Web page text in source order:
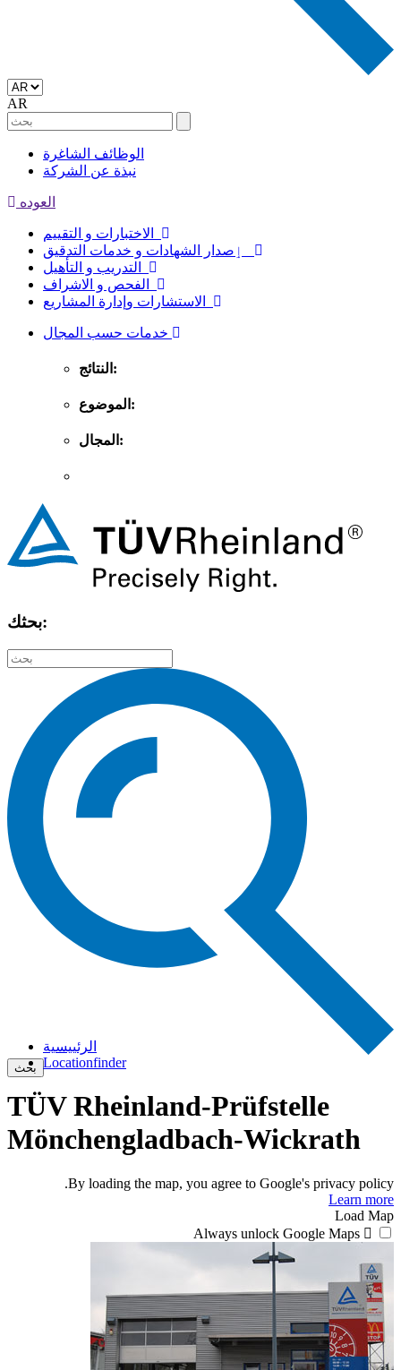
AR
الوظائف الشاغرة
نبذة عن الشركة
العوده
النتائج:
الموضوع:
المجال:
بحثك:
بحث
الرئييسية
Locationfinder
TÜV Rheinland-Prüfstelle
Mönchengladbach-Wickrath
By loading the map, you agree to Google's privacy policy.
Learn more
Load Map
Always unlock Google Maps